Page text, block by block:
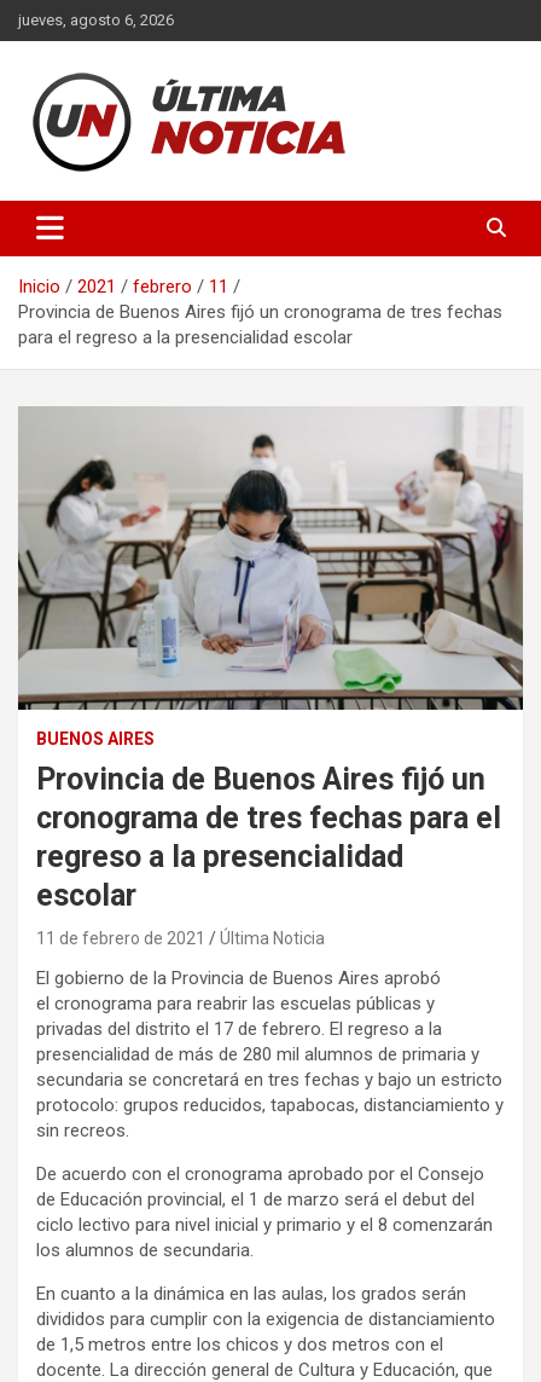
Saltar
al
jueves, agosto 6, 2026
Ultima Noticia BA
La Matanza en nuestro portal de noticias. Mantente informado
sobre política, economía, sociedad y mucho más.
Inicio
2021 febrero
11
Provincia de Buenos Aires fijó un cronograma de tres fechas
para el regreso a la presencialidad escolar
BUENOS AIRES
Provincia de Buenos Aires fijó un
cronograma de tres fechas para el
regreso a la presencialidad
escolar
11 de febrero de 2021 Última Noticia
El gobierno de la Provincia de Buenos Aires aprobó
el cronograma para reabrir las escuelas públicas y
privadas del distrito el 17 de febrero. El regreso a la
presencialidad de más de 280 mil alumnos de primaria y
secundaria se concretará en tres fechas y bajo un estricto
protocolo: grupos reducidos, tapabocas, distanciamiento y
sin recreos.
De acuerdo con el cronograma aprobado por el Consejo
de Educación provincial, el 1 de marzo será el debut del
ciclo lectivo para nivel inicial y primario y el 8 comenzarán
los alumnos de secundaria.
En cuanto a la dinámica en las aulas, los grados serán
divididos para cumplir con la exigencia de distanciamiento
de 1,5 metros entre los chicos y dos metros con el
docente. La dirección general de Cultura y Educación, que